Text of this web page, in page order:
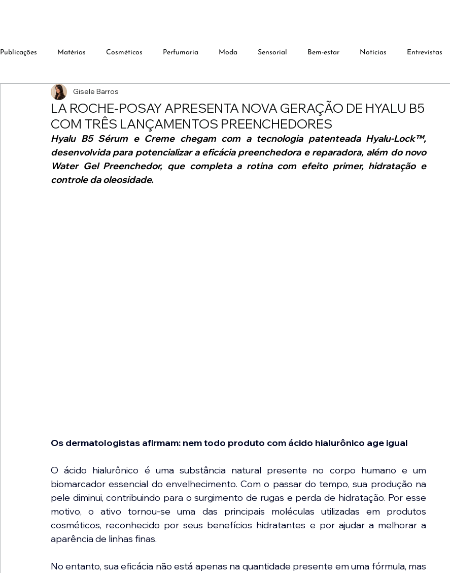
Publicações Matérias Cosméticos Perfumaria Moda Sensorial Bem-estar Notícias Entrevistas
LA ROCHE-POSAY APRESENTA NOVA GERAÇÃO DE HYALU B5
COM TRÊS LANÇAMENTOS PREENCHEDORES
Gisele Barros
Hyalu B5 Sérum e Creme chegam com a tecnologia patenteada Hyalu-Lock™,
desenvolvida para potencializar a eficácia preenchedora e reparadora, além do novo
Water Gel Preenchedor, que completa a rotina com efeito primer, hidratação e
controle da oleosidade.
Os dermatologistas afirmam: nem todo produto com ácido hialurônico age igual
O ácido hialurônico é uma substância natural presente no corpo humano e um
biomarcador essencial do envelhecimento. Com o passar do tempo, sua produção na
pele diminui, contribuindo para o surgimento de rugas e perda de hidratação. Por esse
motivo, o ativo tornou-se uma das principais moléculas utilizadas em produtos
cosméticos, reconhecido por seus benefícios hidratantes e por ajudar a melhorar a
aparência de linhas finas.
No entanto, sua eficácia não está apenas na quantidade presente em uma fórmula, mas